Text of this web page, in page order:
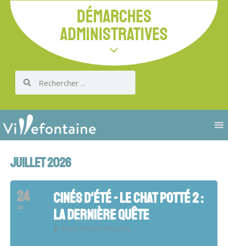
DÉMARCHES
ADMINISTRATIVES
JUILLET 2026
24
JUI
CINÉS D'ÉTÉ - LE CHAT POTTÉ 2 :
LA DERNIÈRE QUÊTE
Place Nelson Mandela